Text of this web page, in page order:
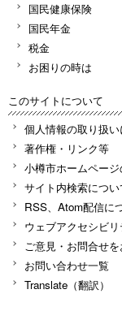
国民健康保険
国民年金
税金
お困りの時は
このサイトについて
個人情報の取り扱
著作権・リンク等
小樽市ホームペー
サイト内検索につい
RSS、Atom配信に
ウェブアクセシビリ
ご意見・お問合せ
お問い合わせ一覧
Translate（翻訳）